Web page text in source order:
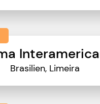
Brasilien, Limeira